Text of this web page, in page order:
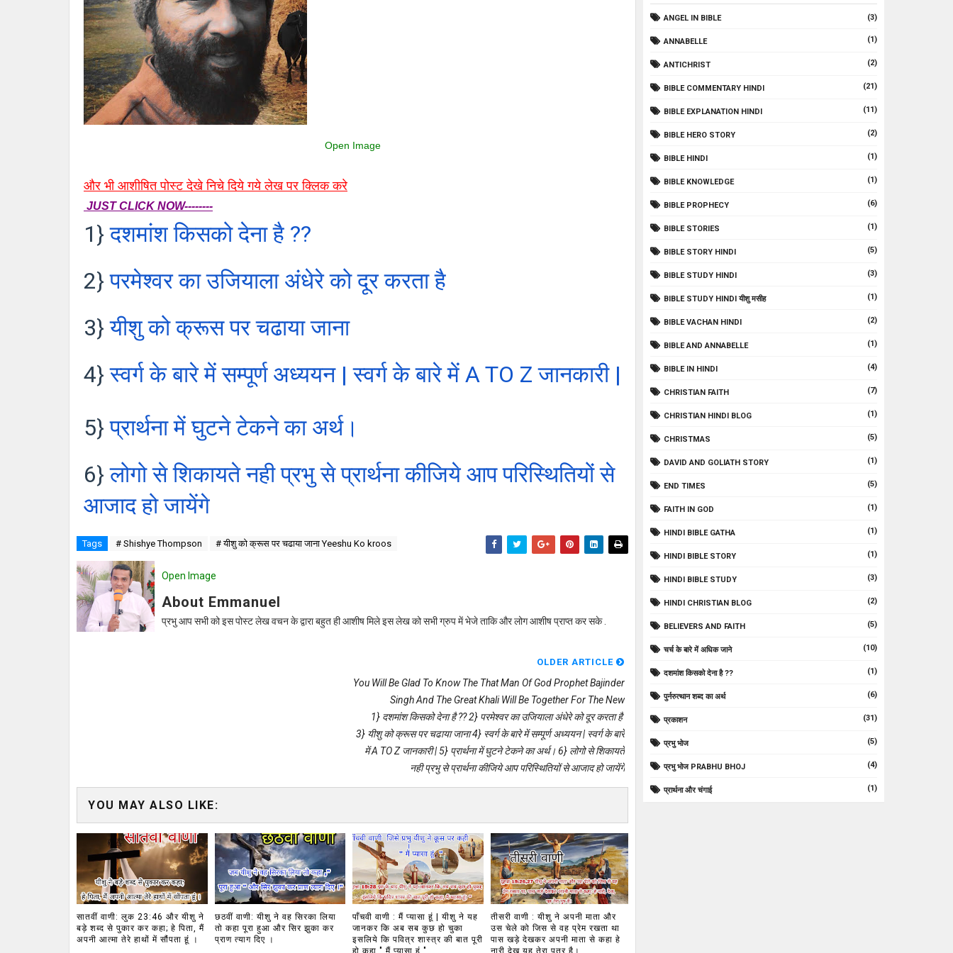
Open Image
और भी आशीषित पोस्ट देखे निचे दिये गये लेख पर क्लिक करे
JUST CLICK NOW--------
1}दशमांश किसको देना है ??
2}परमेश्‍वर का उजियाला अंधेरे को दूर करता है
3}यीशु को क्रूस पर चढाया जाना
4}स्वर्ग के बारे में सम्पूर्ण अध्ययन | स्वर्ग के बारे में A TO Z जानकारी |
5}प्रार्थना में घुटने टेकने का अर्थ।
6}लोगो से शिकायते नही प्रभु से प्रार्थना कीजिये आप परिस्थितियों से
आजाद हो जायेंगे
Tags # Shishye Thompson # यीशु को क्रूस पर चढाया जाना Yeeshu Ko kroos
Open Image
About Emmanuel
प्रभु आप सभी को इस पोस्ट लेख वचन के द्वारा बहुत ही आशीष मिले इस लेख को सभी ग्रुप में भेजे ताकि और लोग आशीष प्राप्त कर सके .
OLDER ARTICLE
You Will Be Glad To Know The That Man Of God Prophet Bajinder
Singh And The Great Khali Will Be Together For The New
1} दशमांश किसको देना है ?? 2} परमेश्‍वर का उजियाला अंधेरे को दूर करता है
3} यीशु को क्रूस पर चढाया जाना 4} स्वर्ग के बारे में सम्पूर्ण अध्ययन | स्वर्ग के बारे
में A TO Z जानकारी | 5} प्रार्थना में घुटने टेकने का अर्थ। 6} लोगो से शिकायते
नही प्रभु से प्रार्थना कीजिये आप परिस्थितियों से आजाद हो जायेंगे
YOU MAY ALSO LIKE:
सातवीं वाणी: लुक 23:46 और यीशु ने
बड़े शब्द से पुकार कर कहा; हे पिता, मैं
अपनी आत्मा तेरे हाथों में सौंपता हूं ।
छठवीं वाणी: यीशु ने वह सिरका लिया
तो कहा पूरा हुआ और सिर झुका कर
प्राण त्याग दिए ।
पाँचवी वाणी : मैं प्यासा हूं | यीशु ने यह
जानकर कि अब सब कुछ हो चुका
इसलिये कि पवित्र शास्त्र की बात पूरी
हो कहा " मैं प्यासा हूं "
तीसरी वाणी : यीशु ने अपनी माता और
उस चेले को जिस से वह प्रेम रखता था
पास खड़े देखकर अपनी माता से कहा हे
नारी देख यह तेरा पुत्र है।
ANGEL IN BIBLE (3)
ANNABELLE (1)
ANTICHRIST (2)
BIBLE COMMENTARY HINDI (21)
BIBLE EXPLANATION HINDI (11)
BIBLE HERO STORY (2)
BIBLE HINDI (1)
BIBLE KNOWLEDGE (1)
BIBLE PROPHECY (6)
BIBLE STORIES (1)
BIBLE STORY HINDI (5)
BIBLE STUDY HINDI (3)
BIBLE STUDY HINDI यीशु मसीह (1)
BIBLE VACHAN HINDI (2)
BIBLE AND ANNABELLE (1)
BIBLE IN HINDI (4)
CHRISTIAN FAITH (7)
CHRISTIAN HINDI BLOG (1)
CHRISTMAS (5)
DAVID AND GOLIATH STORY (1)
END TIMES (5)
FAITH IN GOD (1)
HINDI BIBLE GATHA (1)
HINDI BIBLE STORY (1)
HINDI BIBLE STUDY (3)
HINDI CHRISTIAN BLOG (2)
BELIEVERS AND FAITH (5)
चर्च के बारे में अधिक जाने (10)
दशमांश किसको देना है ?? (1)
पुर्नरुत्थान शब्द का अर्थ (6)
प्रकाशन (31)
प्रभु भोज (5)
प्रभु भोज PRABHU BHOJ (4)
प्रार्थना और चंगाई (1)